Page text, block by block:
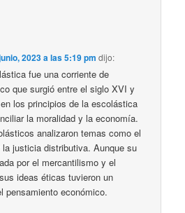
2023 a las 5:19 pm dijo:
fue una corriente de
que surgió entre el siglo XVI y
los principios de la escolástica
la moralidad y la economía.
analizaron temas como el
justicia distributiva. Aunque su
por el mercantilismo y el
ideas éticas tuvieron un
pensamiento económico.